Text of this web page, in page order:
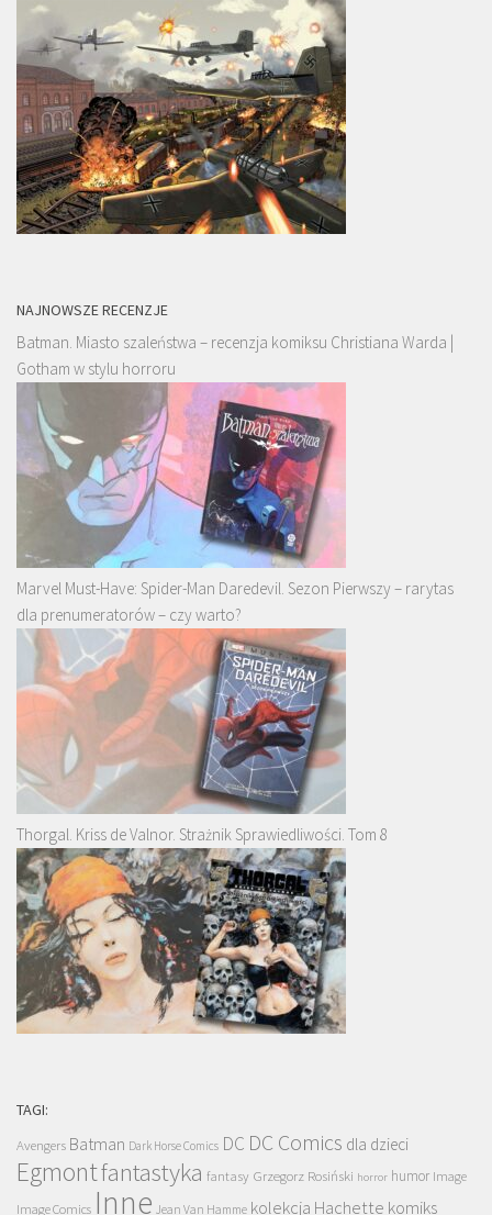
NAJNOWSZE RECENZJE
Batman. Miasto szaleństwa – recenzja komiksu Christiana Warda |
Gotham w stylu horroru
Marvel Must-Have: Spider-Man Daredevil. Sezon Pierwszy – rarytas
dla prenumeratorów – czy warto?
Thorgal. Kriss de Valnor. Strażnik Sprawiedliwości. Tom 8
TAGI:
Avengers Batman Dark Horse Comics DC DC Comics dla dzieci
Egmontfantastyka fantasy Grzegorz Rosiński horror humor Image
Image Comics Inne Jean Van Hamme kolekcja Hachette komiks